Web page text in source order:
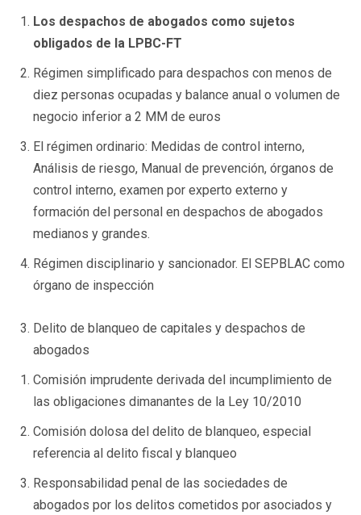
Los despachos de abogados como sujetos
obligados de la LPBC-FT
Régimen simplificado para despachos con menos de
diez personas ocupadas y balance anual o volumen de
negocio inferior a 2 MM de euros
El régimen ordinario: Medidas de control interno,
Análisis de riesgo, Manual de prevención, órganos de
control interno, examen por experto externo y
formación del personal en despachos de abogados
medianos y grandes.
Régimen disciplinario y sancionador. El SEPBLAC como
órgano de inspección
Delito de blanqueo de capitales y despachos de
abogados
Comisión imprudente derivada del incumplimiento de
las obligaciones dimanantes de la Ley 10/2010
Comisión dolosa del delito de blanqueo, especial
referencia al delito fiscal y blanqueo
Responsabilidad penal de las sociedades de
abogados por los delitos cometidos por asociados y